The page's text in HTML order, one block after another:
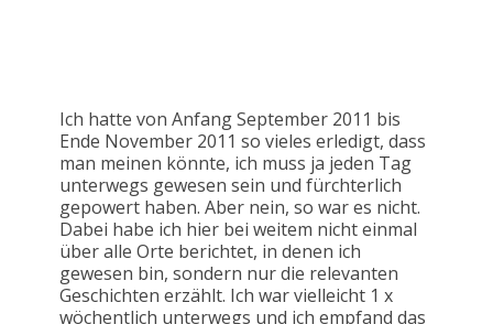
Ich hatte von Anfang September 2011 bis
Ende November 2011 so vieles erledigt, dass
man meinen könnte, ich muss ja jeden Tag
unterwegs gewesen sein und fürchterlich
gepowert haben. Aber nein, so war es nicht.
Dabei habe ich hier bei weitem nicht einmal
über alle Orte berichtet, in denen ich
gewesen bin, sondern nur die relevanten
Geschichten erzählt. Ich war vielleicht 1 x
wöchentlich unterwegs und ich empfand das